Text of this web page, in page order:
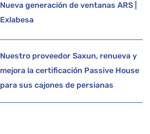
Nueva generación de ventanas ARS |
Exlabesa
Nuestro proveedor Saxun, renueva y
mejora la certificación Passive House
para sus cajones de persianas